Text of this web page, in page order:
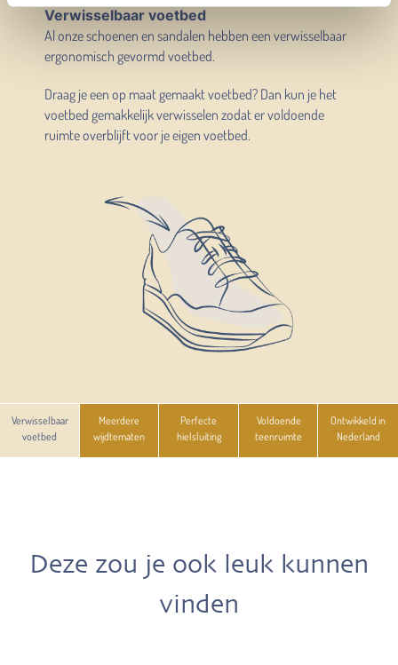
Verwisselbaar voetbed
Al onze schoenen en sandalen hebben een verwisselbaar
ergonomisch gevormd voetbed.
Draag je een op maat gemaakt voetbed? Dan kun je het
voetbed gemakkelijk verwisselen zodat er voldoende
ruimte overblijft voor je eigen voetbed.
Verwisselbaar
voetbed
Meerdere
wijdtematen
Perfecte
hielsluiting
Voldoende
teenruimte
Ontwikkeld in
Nederland
Deze zou je ook leuk kunnen
vinden